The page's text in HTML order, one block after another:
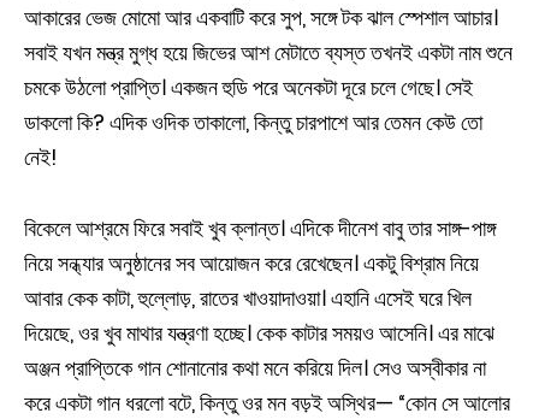
আকারের ভেজ মোমো আর একবাটি করে সুপ, সঙ্গে টক ঝাল স্পেশাল আচার।
সবাই যখন মন্ত্র মুগ্ধ হয়ে জিভের আশ মেটাতে ব্যস্ত তখনই একটা নাম শুনে
চমকে উঠলো প্রাপ্তি। একজন হুডি পরে অনেকটা দূরে চলে গেছে। সেই
ডাকলো কি? এদিক ওদিক তাকালো, কিন্তু চারপাশে আর তেমন কেউ তো
নেই!
বিকেলে আশ্রমে ফিরে সবাই খুব ক্লান্ত। এদিকে দীনেশ বাবু তার সাঙ্গ-পাঙ্গ
নিয়ে সন্ধ্যার অনুষ্ঠানের সব আয়োজন করে রেখেছেন। একটু বিশ্রাম নিয়ে
আবার কেক কাটা, হুল্লোড়, রাতের খাওয়াদাওয়া। এহানি এসেই ঘরে খিল
দিয়েছে, ওর খুব মাথার যন্ত্রণা হচ্ছে। কেক কাটার সময়ও আসেনি। এর মাঝে
অঞ্জন প্রাপ্তিকে গান শোনানোর কথা মনে করিয়ে দিল। সেও অস্বীকার না
করে একটা গান ধরলো বটে, কিন্তু ওর মন বড়ই অস্থির— “কোন সে আলোর